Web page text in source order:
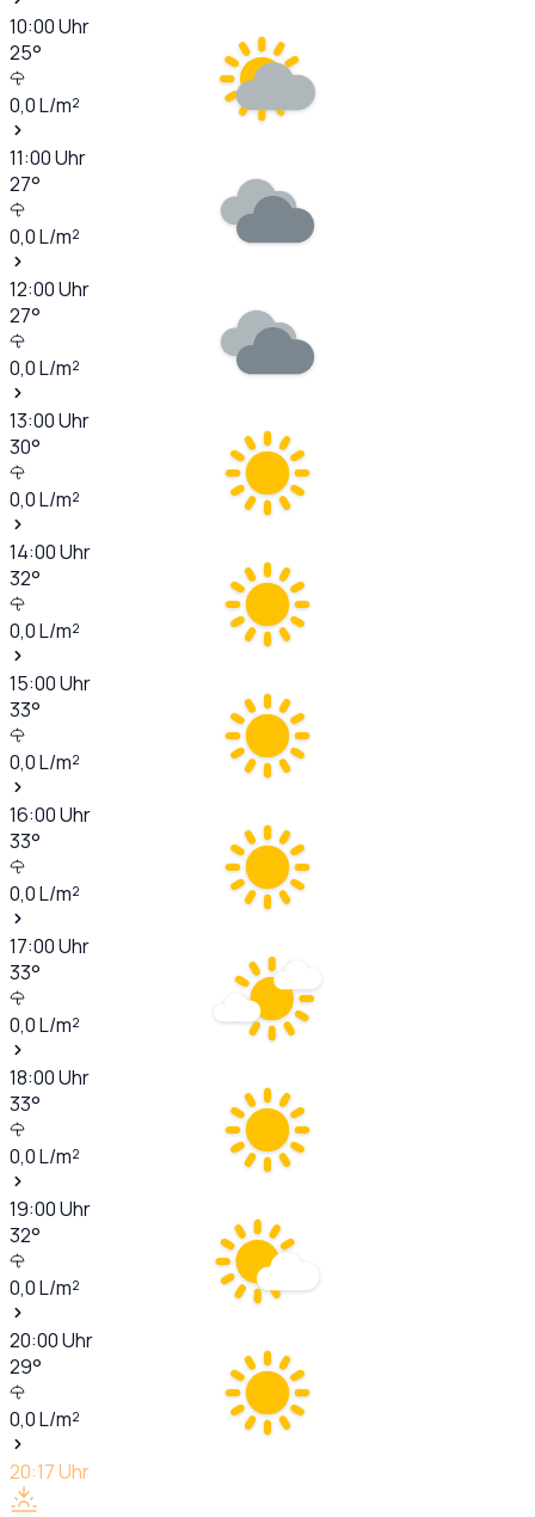
10:00Uhr
25°
0,0L/m²
11:00Uhr
27°
0,0L/m²
12:00Uhr
27°
0,0L/m²
13:00Uhr
30°
0,0L/m²
14:00Uhr
32°
0,0L/m²
15:00Uhr
33°
0,0L/m²
16:00Uhr
33°
0,0L/m²
17:00Uhr
33°
0,0L/m²
18:00Uhr
33°
0,0L/m²
19:00Uhr
32°
0,0L/m²
20:00Uhr
29°
0,0L/m²
20:17Uhr